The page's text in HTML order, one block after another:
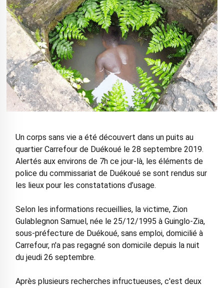
Un corps sans vie a été découvert dans un puits au
quartier Carrefour de Duékoué le 28 septembre 2019.
Alertés aux environs de 7h ce jour-là, les éléments de
police du commissariat de Duékoué se sont rendus sur
les lieux pour les constatations d’usage.
Selon les informations recueillies, la victime, Zion
Gulablegnon Samuel, née le 25/12/1995 à Guinglo-Zia,
sous-préfecture de Duékoué, sans emploi, domicilié à
Carrefour, n'a pas regagné son domicile depuis la nuit
du jeudi 26 septembre.
Après plusieurs recherches infructueuses, c'est deux